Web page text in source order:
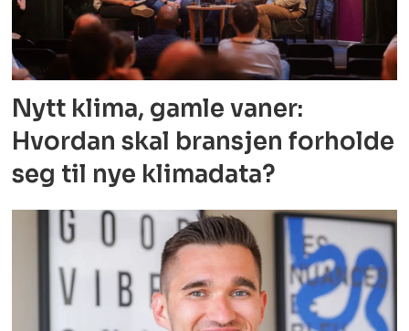
Nytt klima, gamle vaner:
Hvordan skal bransjen forholde
seg til nye klimadata?